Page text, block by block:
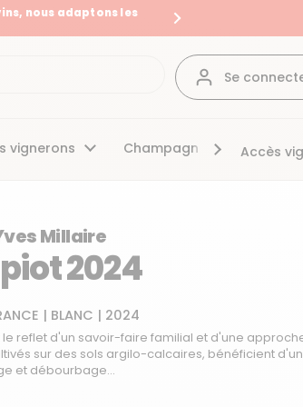
nous adaptons les
Suivant
Se
vignerons Champagnes Accès
Millaire
2024
| BLANC | 2024
le reflet d'un savoir-faire familial et d'une
sur des sols argilo-calcaires, bénéficient
et débourbage...